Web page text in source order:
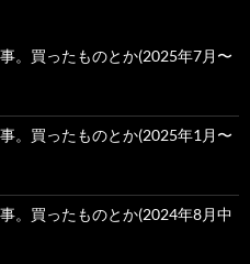
。買ったものとか(2025年7月〜
。買ったものとか(2025年1月〜
。買ったものとか(2024年8月中